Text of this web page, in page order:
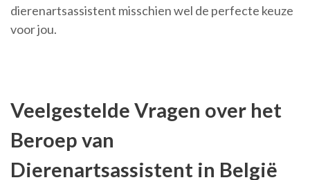
dierenartsassistent misschien wel de perfecte keuze
voor jou.
Veelgestelde Vragen over het
Beroep van
Dierenartsassistent in België